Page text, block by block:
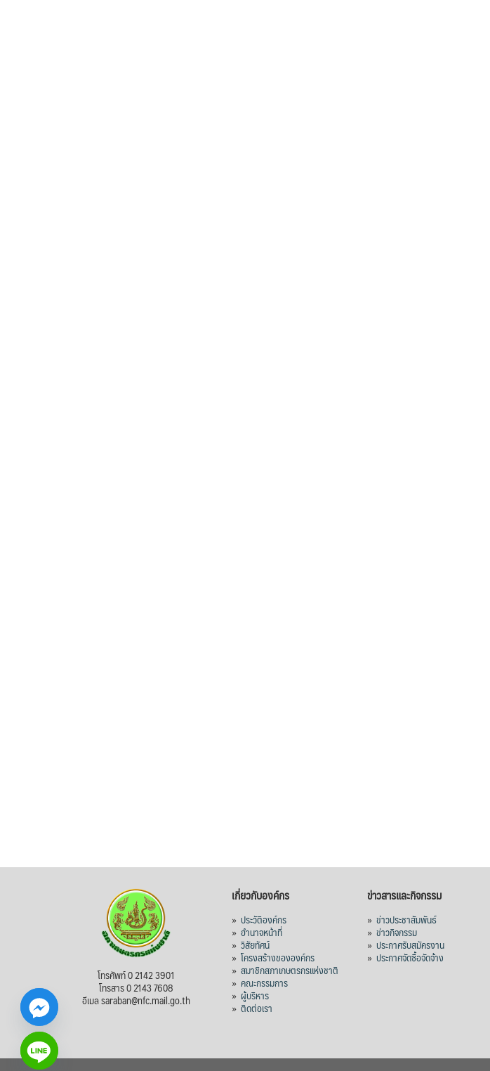
โทรศัพท์ 0 2142 3901
โทรสาร 0 2143 7608
อีเมล saraban@nfc.mail.go.th
เกี่ยวกับองค์กร
»ประวัติองค์กร
»อำนาจหน้าที่
»วิสัยทัศน์
»โครงสร้างขององค์กร
»สมาชิกสภาเกษตรกรแห่งชาติ
»คณะกรรมการ
» ผู้บริหาร
»ติดต่อเรา
ข่าวสารและกิจกรรม
»ข่าวประชาสัมพันธ์
»ข่าวกิจกรรม
»ประกาศรับสมัครงาน
»ประกาศจัดซื้อจัดจ้าง